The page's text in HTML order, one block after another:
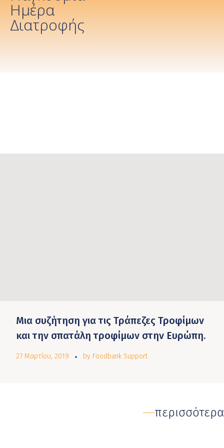
Ημέρα
Διατροφής
Μια συζήτηση για τις Τράπεζες Τροφίμων
και την σπατάλη τροφίμων στην Ευρώπη.
27 Μαρτίου, 2019 by Foodbank Support
περισσότερα